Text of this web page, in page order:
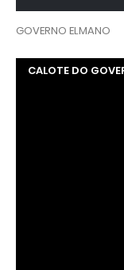
GOVERNO ELMANO
CALOTE DO